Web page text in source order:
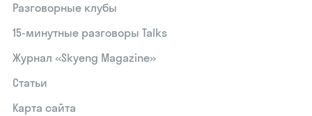
Разговорные клубы
15‑минутные разговоры Talks
Журнал «Skyeng Magazine»
Статьи
Карта сайта